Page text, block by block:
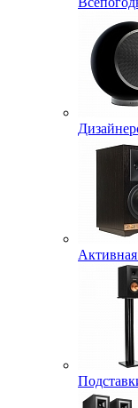
Активная